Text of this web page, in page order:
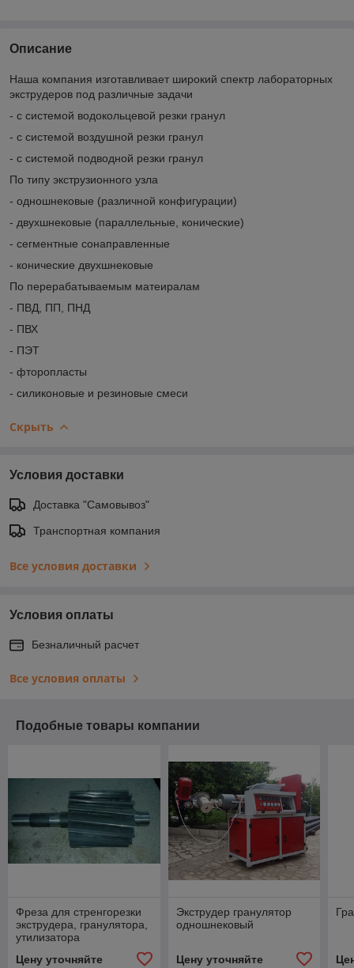
Описание
Наша компания изготавливает широкий спектр лабораторных
экструдеров под различные задачи
- с системой водокольцевой резки гранул
- с системой воздушной резки гранул
- с системой подводной резки гранул
По типу экструзионного узла
- одношнековые (различной конфигурации)
- двухшнековые (параллельные, конические)
- сегментные сонаправленные
- конические двухшнековые
По перерабатываемым матеиралам
- ПВД, ПП, ПНД
- ПВХ
- ПЭТ
- фторопласты
- силиконовые и резиновые смеси
Скрыть
Условия доставки
Доставка "Самовывоз"
Транспортная компания
Все условия доставки
Условия оплаты
Безналичный расчет
Все условия оплаты
Подобные товары компании
Фреза для стренгорезки
экструдера, гранулятора,
утилизатора
Цену уточняйте
Экструдер гранулятор
одношнековый
Цену уточняйте